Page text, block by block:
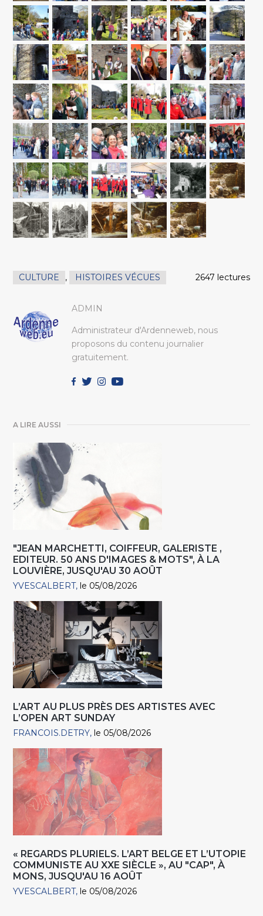
CULTURE , HISTOIRES VÉCUES 2647 lectures
ADMIN
Administrateur d'Ardenneweb, nous
proposons du contenu journalier
gratuitement.
A LIRE AUSSI
"JEAN MARCHETTI, COIFFEUR, GALERISTE ,
EDITEUR. 50 ANS D'IMAGES & MOTS", À LA
LOUVIÈRE, JUSQU'AU 30 AOÛT
YVESCALBERT le 05/08/2026
L’ART AU PLUS PRÈS DES ARTISTES AVEC
L’OPEN ART SUNDAY
FRANCOIS.DETRY le 05/08/2026
« REGARDS PLURIELS. L’ART BELGE ET L’UTOPIE
COMMUNISTE AU XXE SIÈCLE », AU "CAP", À
MONS, JUSQU'AU 16 AOÛT
YVESCALBERT le 05/08/2026